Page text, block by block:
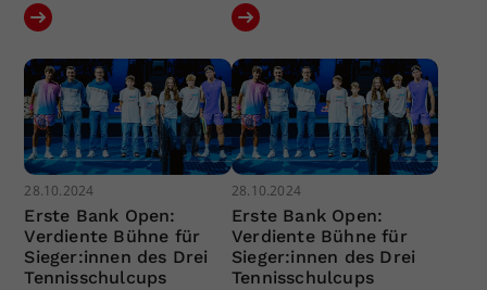
28.10.2024
Erste Bank Open:
Verdiente Bühne für
Sieger:innen des Drei
Tennisschulcups
28.10.2024
Erste Bank Open:
Verdiente Bühne für
Sieger:innen des Drei
Tennisschulcups